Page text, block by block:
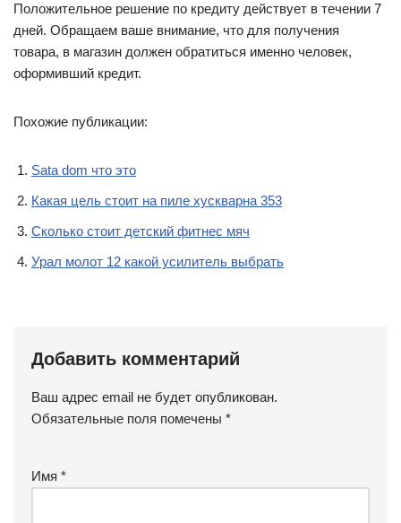
Положительное решение по кредиту действует в течении 7
дней. Обращаем ваше внимание, что для получения
товара, в магазин должен обратиться именно человек,
оформивший кредит.
Похожие публикации:
Sata dom что это
Какая цель стоит на пиле хускварна 353
Сколько стоит детский фитнес мяч
Урал молот 12 какой усилитель выбрать
Добавить комментарий
Ваш адрес email не будет опубликован.
Обязательные поля помечены *
Имя *